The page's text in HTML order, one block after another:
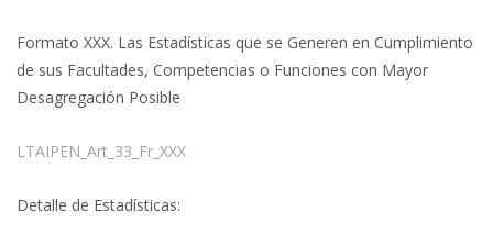
Formato XXX. Las Estadísticas que se Generen en Cumplimiento
de sus Facultades, Competencias o Funciones con Mayor
Desagregación Posible
LTAIPEN_Art_33_Fr_XXX
Detalle de Estadísticas: